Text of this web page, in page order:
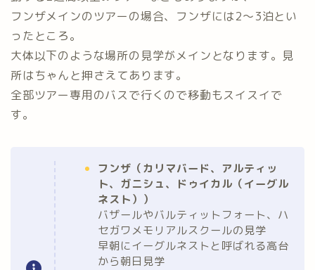
フンザメインのツアーの場合、フンザには2〜3泊とい
ったところ。
大体以下のような場所の見学がメインとなります。見
所はちゃんと押さえてあります。
全部ツアー専用のバスで行くので移動もスイスイで
す。
フンザ（カリマバード、アルティッ
ト、ガニシュ、ドゥイカル（イーグル
ネスト））
バザールやバルティットフォート、ハ
セガワメモリアルスクールの見学
早朝にイーグルネストと呼ばれる高台
から朝日見学